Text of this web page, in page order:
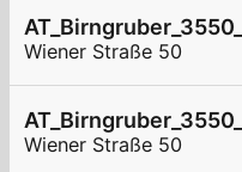
Wiener Straße 50
Wiener Straße 50